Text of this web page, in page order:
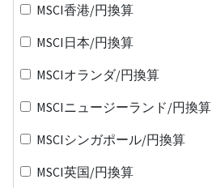
MSCI香港/円換算
MSCI日本/円換算
MSCIオランダ/円換算
MSCIニュージーランド/円換算
MSCIシンガポール/円換算
MSCI英国/円換算